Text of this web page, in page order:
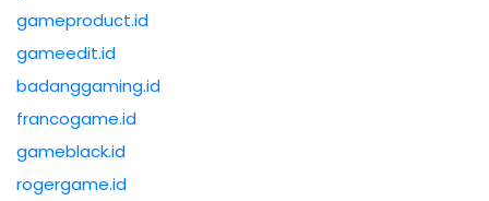
gameproduct.id
gameedit.id
badanggaming.id
francogame.id
gameblack.id
rogergame.id